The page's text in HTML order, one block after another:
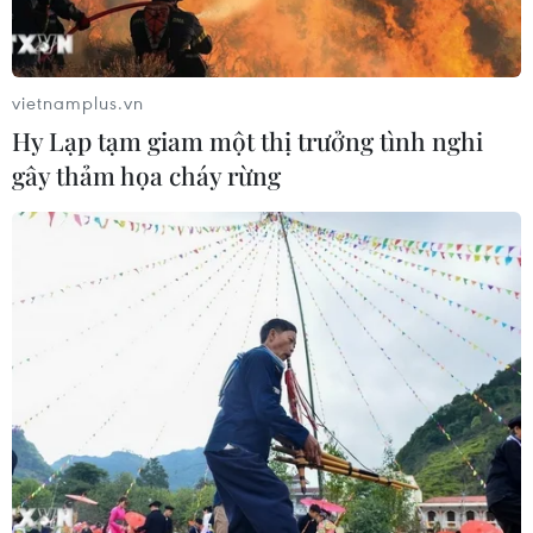
Xung đột Hamas-Israel: Israel chưa
chấp thuận kế hoạch về Dải Gaza
06/08/2026 03:45
Mỹ dỡ bỏ lệnh trừng phạt đối với
hãng hàng không Iraq
06/08/2026 03:34
Iran và Oman đạt thỏa thuận về
tuyến vận tải thương mại qua eo biển
Hormuz
05/08/2026 22:43
vietnamplus.vn
Hy Lạp tạm giam một thị trưởng tình nghi
gây thảm họa cháy rừng